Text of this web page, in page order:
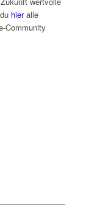
hieralle
Community